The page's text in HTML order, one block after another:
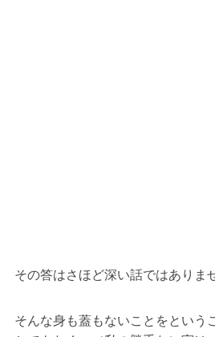
その答はさほど深い話ではありま
そんな身も蓋もないことをという